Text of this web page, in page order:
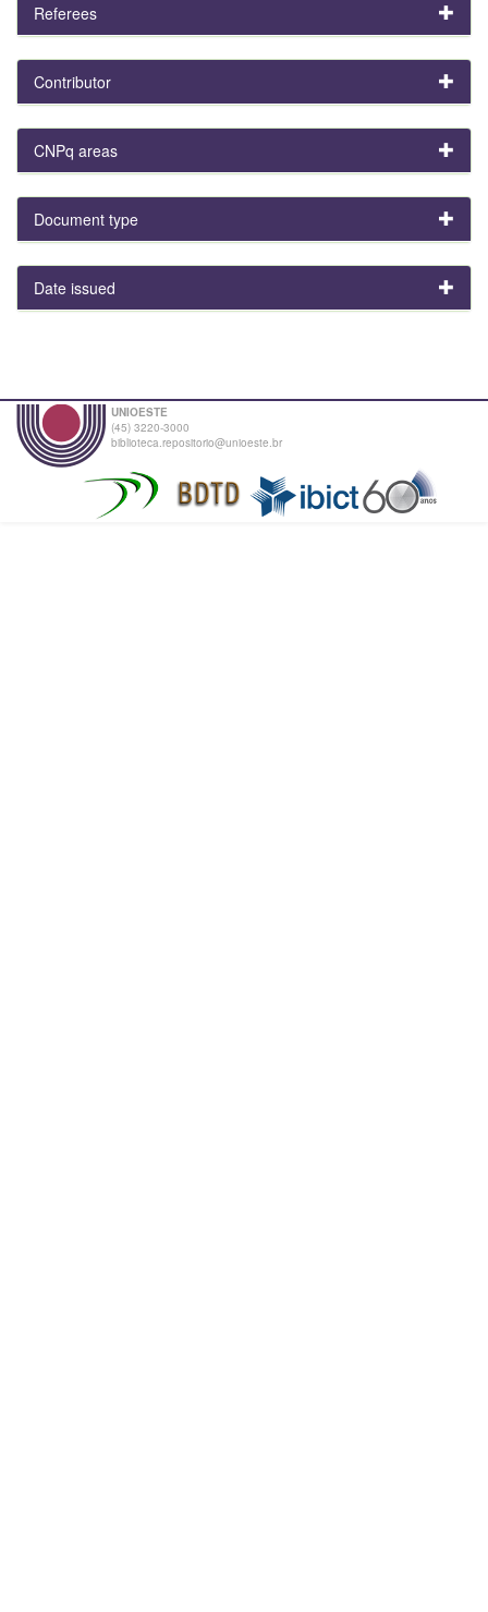
Referees
Contributor
CNPq areas
Document type
Date issued
UNIOESTE
(45) 3220-3000
biblioteca.repositorio@unioeste.br